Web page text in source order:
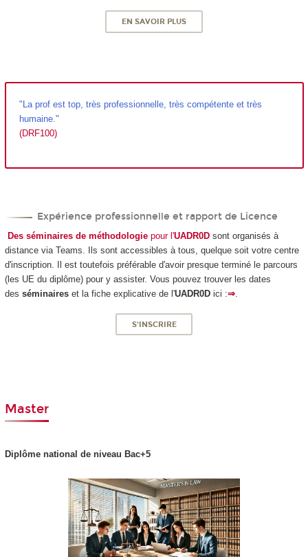
EN SAVOIR PLUS
"La prof est top, très professionnelle, très compétente et très
humaine."
(DRF100)
Expérience professionnelle et rapport de Licence
Des séminaires de méthodologie pour l'UADR0D sont organisés à
distance via Teams. Ils sont accessibles à tous, quelque soit votre centre
d'inscription. Il est toutefois préférable d'avoir presque terminé le parcours
(les UE du diplôme) pour y assister. Vous pouvez trouver les dates
des séminaireset la fiche explicative de l'UADR0D ici :⇒.
S'INSCRIRE
Master
Diplôme national de niveau Bac+5